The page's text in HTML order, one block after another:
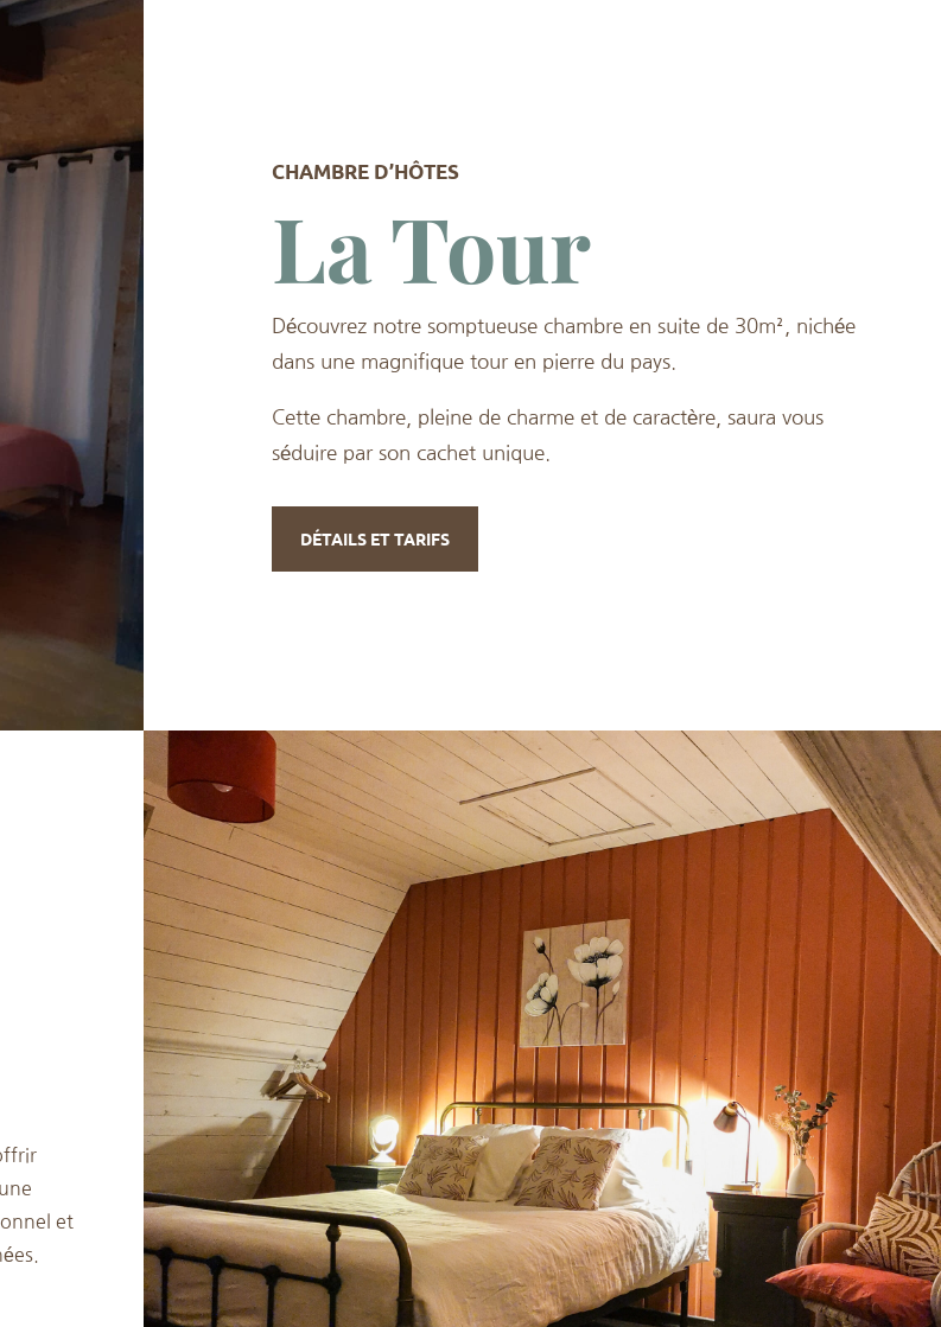
CHAMBRE D’HÔTES
La Tour
Découvrez notre somptueuse chambre en suite de 30m², nichée
dans une magnifique tour en pierre du pays.
Cette chambre, pleine de charme et de caractère, saura vous
séduire par son cachet unique.
DÉTAILS ET TARIFS
et